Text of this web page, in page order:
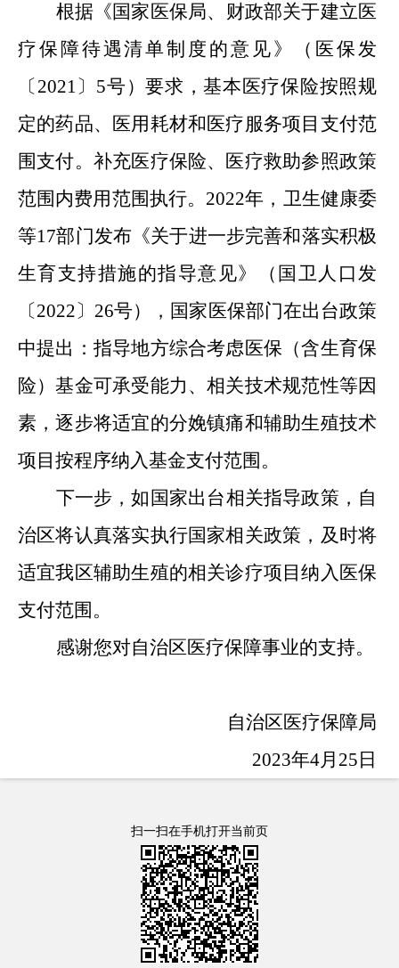
根据《国家医保局、财政部关于建立医
疗保障待遇清单制度的意见》（医保发
〔2021〕5号）要求，基本医疗保险按照规
定的药品、医用耗材和医疗服务项目支付范
围支付。补充医疗保险、医疗救助参照政策
范围内费用范围执行。2022年，卫生健康委
等17部门发布《关于进一步完善和落实积极
生育支持措施的指导意见》（国卫人口发
〔2022〕26号），国家医保部门在出台政策
中提出：指导地方综合考虑医保（含生育保
险）基金可承受能力、相关技术规范性等因
素，逐步将适宜的分娩镇痛和辅助生殖技术
项目按程序纳入基金支付范围。
下一步，如国家出台相关指导政策，自
治区将认真落实执行国家相关政策，及时将
适宜我区辅助生殖的相关诊疗项目纳入医保
支付范围。
感谢您对自治区医疗保障事业的支持。
自治区医疗保障局
2023年4月25日
扫一扫在手机打开当前页